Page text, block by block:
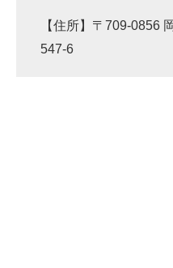
【住所】〒709-0856
547-6